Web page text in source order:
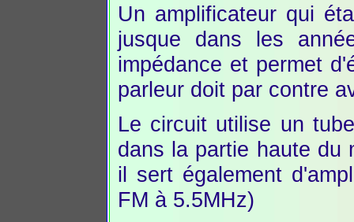
Un amplificateur qui
jusque dans les
impédance et permet
parleur doit par contre
Le circuit utilise un
dans la partie haute du
il sert également
FM à 5.5MHz)